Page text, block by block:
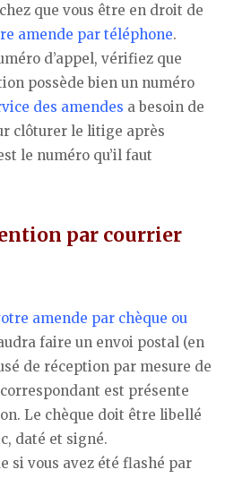
que vous être en droit de
amende par téléphone.
d’appel, vérifiez que
possède bien un numéro
des amendes a besoin de
clôturer le litige après
le numéro qu’il faut
par courrier
amende par chèque ou
faire un envoi postal (en
de réception par mesure de
correspondant est présente
Le chèque doit être libellé
daté et signé.
si vous avez été flashé par